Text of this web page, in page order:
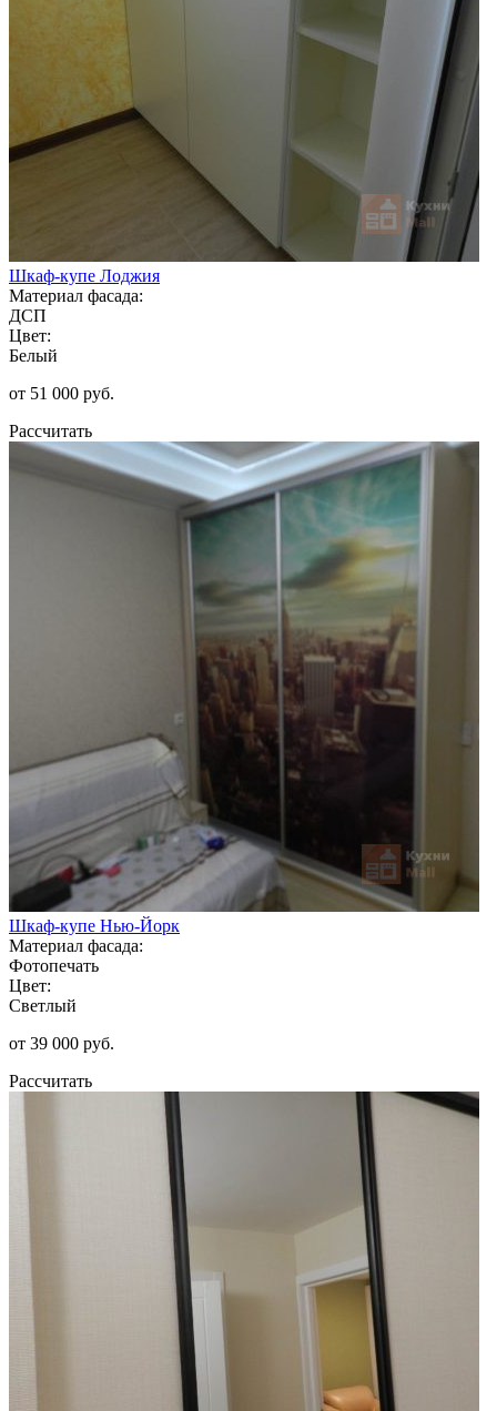
Шкаф-купе Лоджия
Материал фасада:
ДСП
Цвет:
Белый
от 51 000 руб.
Рассчитать
Шкаф-купе Нью-Йорк
Материал фасада:
Фотопечать
Цвет:
Светлый
от 39 000 руб.
Рассчитать